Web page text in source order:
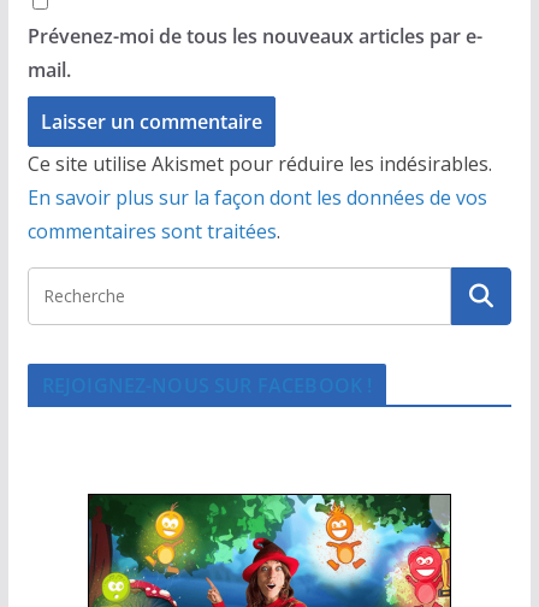
Prévenez-moi de tous les nouveaux articles par e-
mail.
Ce site utilise Akismet pour réduire les indésirables.
En savoir plus sur la façon dont les données de vos
commentaires sont traitées.
REJOIGNEZ-NOUS SUR FACEBOOK !